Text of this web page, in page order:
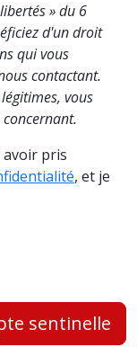
» du 6
d'un droit
qui vous
contactant.
vous
avoir pris
, et je
sentinelle